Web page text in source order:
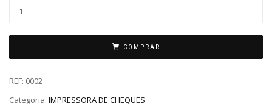
COMPRAR
REF: 0002
Categoria: IMPRESSORA DE CHEQUES